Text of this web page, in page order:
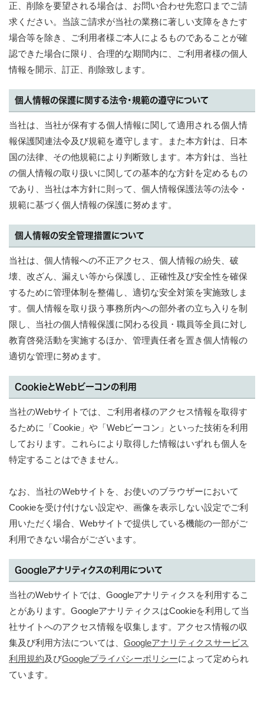
正、削除を要望される場合は、お問い合わせ先窓口までご請
求ください。当該ご請求が当社の業務に著しい支障をきたす
場合等を除き、ご利用者様ご本人によるものであることが確
認できた場合に限り、合理的な期間内に、ご利用者様の個人
情報を開示、訂正、削除致します。
個人情報の保護に関する法令・規範の遵守について
当社は、当社が保有する個人情報に関して適用される個人情
報保護関連法令及び規範を遵守します。また本方針は、日本
国の法律、その他規範により判断致します。本方針は、当社
の個人情報の取り扱いに関しての基本的な方針を定めるもの
であり、当社は本方針に則って、個人情報保護法等の法令・
規範に基づく個人情報の保護に努めます。
個人情報の安全管理措置について
当社は、個人情報への不正アクセス、個人情報の紛失、破
壊、改ざん、漏えい等から保護し、正確性及び安全性を確保
するために管理体制を整備し、適切な安全対策を実施致しま
す。個人情報を取り扱う事務所内への部外者の立ち入りを制
限し、当社の個人情報保護に関わる役員・職員等全員に対し
教育啓発活動を実施するほか、管理責任者を置き個人情報の
適切な管理に努めます。
CookieとWebビーコンの利用
当社のWebサイトでは、ご利用者様のアクセス情報を取得す
るために「Cookie」や「Webビーコン」といった技術を利用
しております。これらにより取得した情報はいずれも個人を
特定することはできません。
なお、当社のWebサイトを、お使いのブラウザーにおいて
Cookieを受け付けない設定や、画像を表示しない設定でご利
用いただく場合、Webサイトで提供している機能の一部がご
利用できない場合がございます。
Googleアナリティクスの利用について
当社のWebサイトでは、Googleアナリティクスを利用するこ
とがあります。GoogleアナリティクスはCookieを利用して当
社サイトへのアクセス情報を収集します。アクセス情報の収
集及び利用方法については、 Googleアナリティクスサービス
利用規約及びGoogleプライバシーポリシーによって定められ
ています。